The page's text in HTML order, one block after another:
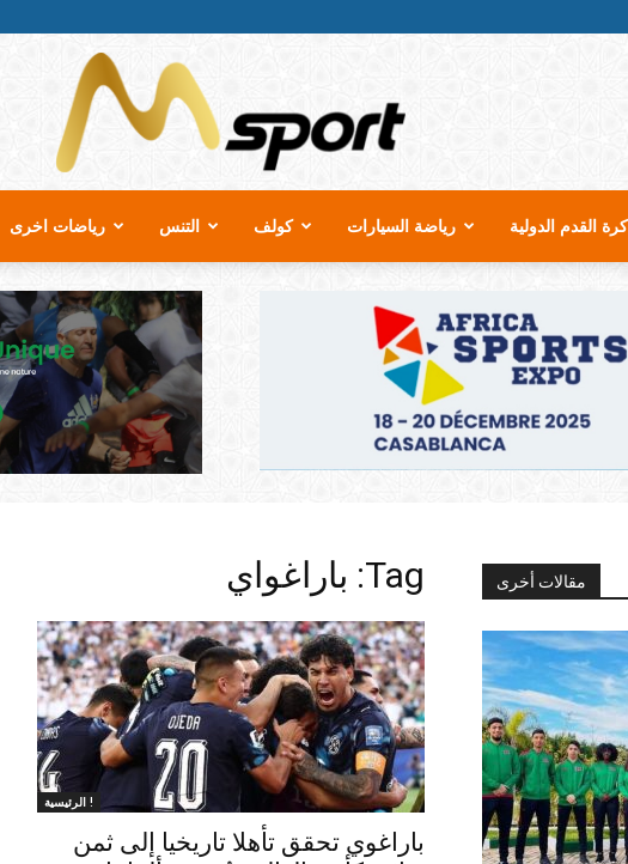
MSport.ma
رياضات اخرى التنس كولف رياضة السيارات كرة القدم الدولية
Tag: باراغواي
الرئيسية !
باراغوي تحقق تأهلا تاريخيا إلى ثمن
مقالات أخرى